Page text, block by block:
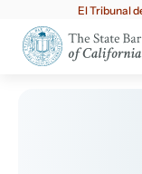
principal
El Tribunal